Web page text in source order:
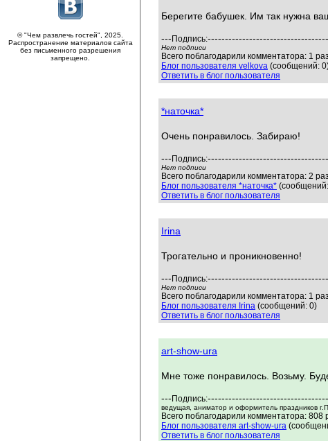
© "Чем развлечь гостей", 2025.
Распространение материалов сайта
без письменного разрешения
запрещено.
Берегите бабушек. Им так нужна
--- Подпись:
Нет подписи
Всего поблагодарили комментатора: 1
Блог пользователя velkova (сообщений:
Ответить в блог пользователя
*наточка*
Очень понравилось. Забираю!
--- Подпись:
Нет подписи
Всего поблагодарили комментатора: 2
Блог пользователя *наточка*
Ответить в блог пользователя
Irina
Трогательно и проникновенно!
--- Подпись:
Нет подписи
Всего поблагодарили комментатора: 1
Блог пользователя Irina (сообщений: 0)
Ответить в блог пользователя
art-show-ura
Мне тоже понравилось. Возьму.
--- Подпись:
ведущая, аниматор и оформитель праздников
Всего поблагодарили комментатора:
Блог пользователя art-show-ura
Ответить в блог пользователя